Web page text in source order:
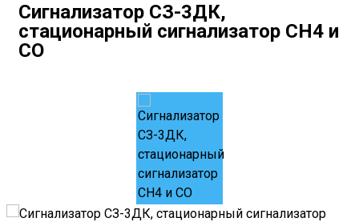
Сигнализатор СЗ-3ДК,
стационарный сигнализатор СН4 и
СО